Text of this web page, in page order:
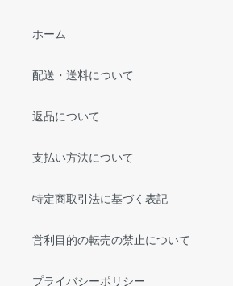
ホーム
配送・送料について
返品について
支払い方法について
特定商取引法に基づく表記
営利目的の転売の禁止について
プライバシーポリシー